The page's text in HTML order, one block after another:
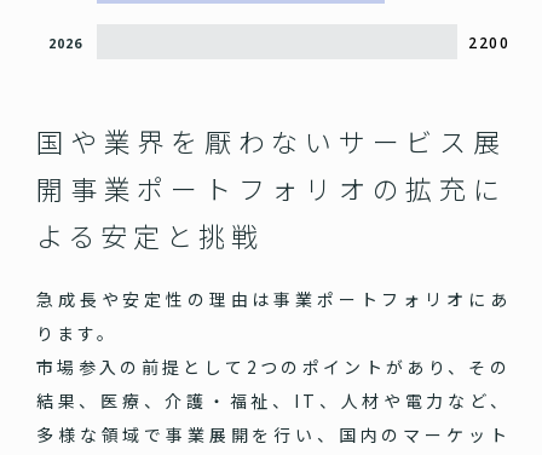
2200
2026
国や業界を厭わないサービス展
開 事業ポートフォリオの拡充に
よる安定と挑戦
急成長や安定性の理由は事業ポートフォリオにあ
ります。
市場参入の前提として2つのポイントがあり、その
結果、医療、介護・福祉、IT、人材や電力など、
多様な領域で事業展開を行い、国内のマーケット